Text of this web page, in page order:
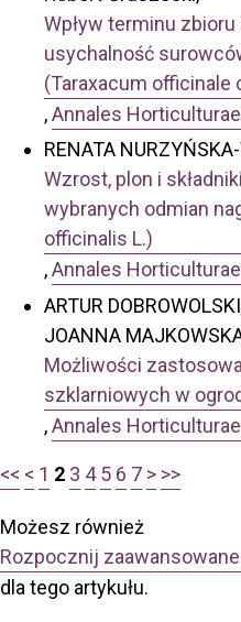
Wpływ terminu
usychalność
(Taraxacum officinale
,Annales
RENATA
Wzrost, plon i
wybranych odmian
officinalis L.)
,Annales
ARTUR
JOANNA
Możliwości
szklarniowych w
,Annales
<< < 1 2 3 4 5 6 7 > >>
Możesz również
Rozpocznij
dla tego artykułu.